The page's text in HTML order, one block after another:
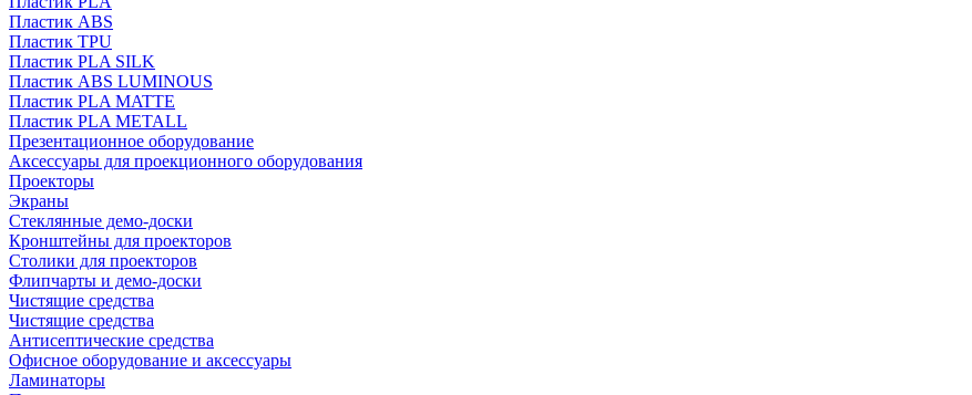
Пластик ABS
Пластик TPU
Пластик PLA SILK
Пластик ABS LUMINOUS
Пластик PLA MATTE
Пластик PLA METALL
Презентационное оборудование
Аксессуары для проекционного оборудования
Проекторы
Экраны
Стеклянные демо-доски
Кронштейны для проекторов
Столики для проекторов
Флипчарты и демо-доски
Чистящие средства
Чистящие средства
Антисептические средства
Офисное оборудование и аксессуары
Ламинаторы